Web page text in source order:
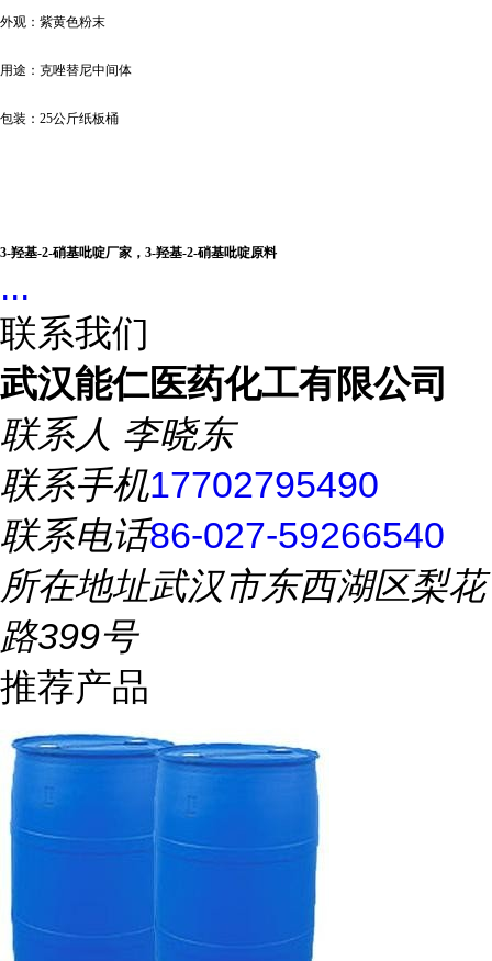
外观：紫黄色粉末
用途：克唑替尼中间体
包装： 25公斤纸板桶
3-羟基-2-硝基吡啶厂家， 3-羟基-2-硝基吡啶原料
...
联系我们
武汉能仁医药化工有限公司
联系人 李晓东
联系手机17702795490
联系电话86-027-59266540
所在地址武汉市东西湖区梨花
路399号
推荐产品